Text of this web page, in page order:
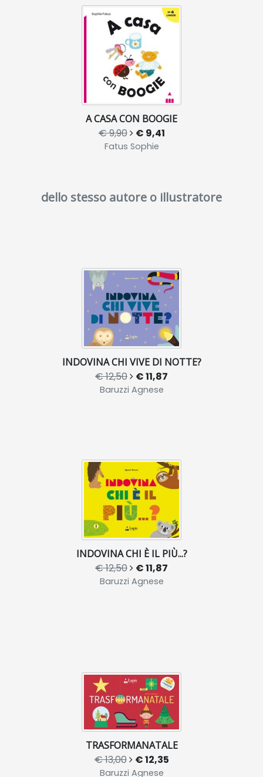
A CASA CON BOOGIE
€ 9,90 € 9,41
Fatus Sophie
dello stesso autore o illustratore
INDOVINA CHI VIVE DI NOTTE?
€ 12,50 € 11,87
Baruzzi Agnese
INDOVINA CHI È IL PIÙ...?
€ 12,50 € 11,87
Baruzzi Agnese
TRASFORMANATALE
€ 13,00 € 12,35
Baruzzi Agnese